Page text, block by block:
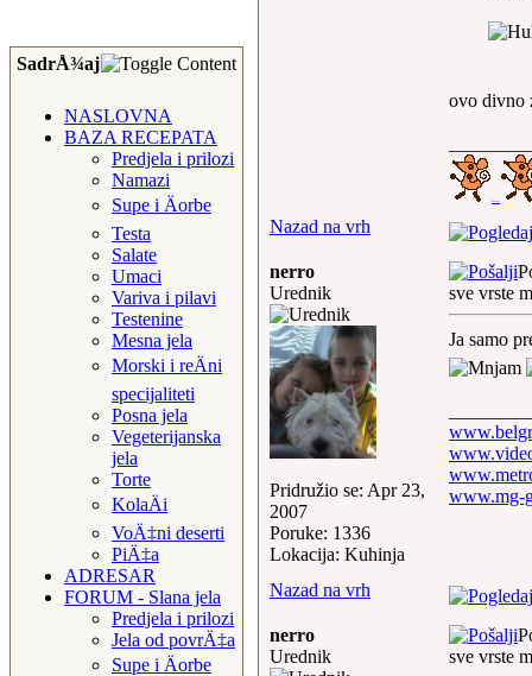
SadrÅ¾aj
NASLOVNA
BAZA RECEPATA
Predjela i prilozi
Namazi
Supe i Äorbe
Testa
Salate
Umaci
Variva i pilavi
Testenine
Mesna jela
Morski i reÄni
specijaliteti
Posna jela
Vegeterijanska
jela
Torte
KolaÄi
VoÄ‡ni deserti
PiÄ‡a
ADRESAR
FORUM - Slana jela
Predjela i prilozi
Jela od povrÄ‡a
Supe i Äorbe
ovo divno
Nazad na vrh
nerro
Urednik
Pridružio se: Apr 23,
2007
Poruke: 1336
Lokacija: Kuhinja
sve vrste
Ja samo
www.mg-
Nazad na vrh
nerro
Urednik
sve vrste